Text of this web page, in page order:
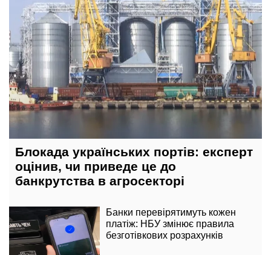
Блокада українських портів: експерт
оцінив, чи приведе це до
банкрутства в агросекторі
Банки перевірятимуть кожен
платіж: НБУ змінює правила
безготівкових розрахунків